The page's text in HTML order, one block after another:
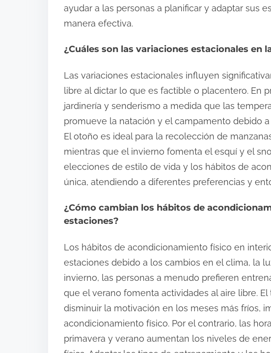
ayudar a las personas a planificar y adaptar sus
manera efectiva.
¿Cuáles son las variaciones estacionales en
Las variaciones estacionales influyen
libre al dictar lo que es factible o placentero. En
jardinería y senderismo a medida que las
promueve la natación y el campamento debido
El otoño es ideal para la recolección de
mientras que el invierno fomenta el esquí y el
elecciones de estilo de vida y los hábitos de
única, atendiendo a diferentes preferencias y
¿Cómo cambian los hábitos de
estaciones?
Los hábitos de acondicionamiento físico en
estaciones debido a los cambios en el clima, la
invierno, las personas a menudo prefieren
que el verano fomenta actividades al aire libre.
disminuir la motivación en los meses más fríos,
acondicionamiento físico. Por el contrario, las
primavera y verano aumentan los niveles de